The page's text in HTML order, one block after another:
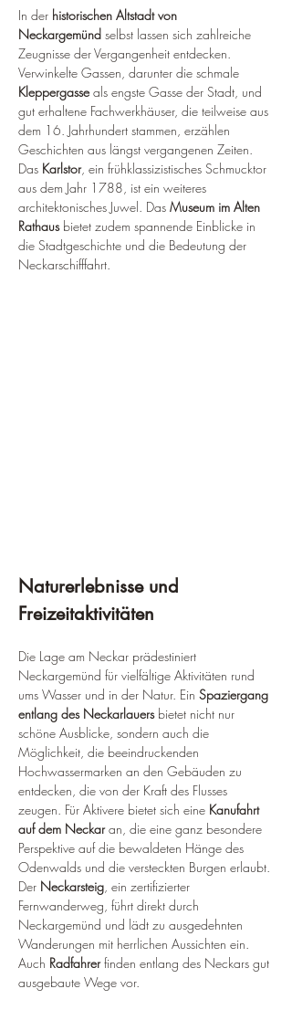
In der historischen Altstadt von
Neckargemünd selbst lassen sich zahlreiche
Zeugnisse der Vergangenheit entdecken.
Verwinkelte Gassen, darunter die schmale
Kleppergasse als engste Gasse der Stadt, und
gut erhaltene Fachwerkhäuser, die teilweise aus
dem 16. Jahrhundert stammen, erzählen
Geschichten aus längst vergangenen Zeiten.
Das Karlstor, ein frühklassizistisches Schmucktor
aus dem Jahr 1788, ist ein weiteres
architektonisches Juwel. Das Museum im Alten
Rathaus bietet zudem spannende Einblicke in
die Stadtgeschichte und die Bedeutung der
Neckarschifffahrt.
Naturerlebnisse und
Freizeitaktivitäten
Die Lage am Neckar prädestiniert
Neckargemünd für vielfältige Aktivitäten rund
ums Wasser und in der Natur. Ein Spaziergang
entlang des Neckarlauers bietet nicht nur
schöne Ausblicke, sondern auch die
Möglichkeit, die beeindruckenden
Hochwassermarken an den Gebäuden zu
entdecken, die von der Kraft des Flusses
zeugen. Für Aktivere bietet sich eine Kanufahrt
auf dem Neckar an, die eine ganz besondere
Perspektive auf die bewaldeten Hänge des
Odenwalds und die versteckten Burgen erlaubt.
Der Neckarsteig, ein zertifizierter
Fernwanderweg, führt direkt durch
Neckargemünd und lädt zu ausgedehnten
Wanderungen mit herrlichen Aussichten ein.
Auch Radfahrer finden entlang des Neckars gut
ausgebaute Wege vor.